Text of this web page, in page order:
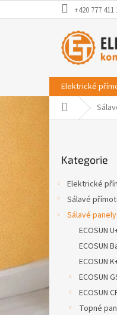
na
+420 777
Elektrické
Domů
a
e
kategorie
Kategorie
Elektrické
Sálavé
Sálavé
ECOSUN
ECOSUN
ECOSUN
ECOSUN
ECOSUN
Topné